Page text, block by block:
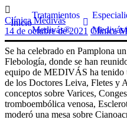
Inicio
Tratamientos
Medivás®
Varices Sin Cirugía
Aneurisma de Aorta
Claudicación Intermitente
Skip
to
content
Clínica Medivás
14 de octubre de 2021 Clínica
Se ha celebrado en Pamplona
Flebología, donde se han
equipo de MEDIVÁS ha tenido
de los Doctores Leiva, Fletes y
conceptos sobre Varices,
tromboembólica venosa,
moderó una mesa sobre